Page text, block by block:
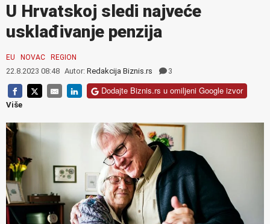
U Hrvatskoj sledi najveće
usklađivanje penzija
EU NOVAC REGION
22.8.2023 08:48 Autor: Redakcija Biznis.rs 3
Dodajte Biznis.rs u omiljeni Google izvor
Više